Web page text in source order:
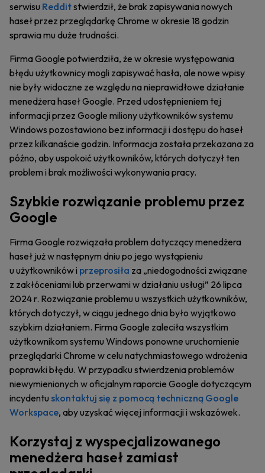
serwisu Redditstwierdził, że brak zapisywania nowych
haseł przez przeglądarkę Chrome w okresie 18 godzin
sprawia mu duże trudności.
Firma Google potwierdziła, że w okresie występowania
błędu użytkownicy mogli zapisywać hasła, ale nowe wpisy
nie były widoczne ze względu na nieprawidłowe działanie
menedżera haseł Google. Przed udostępnieniem tej
informacji przez Google miliony użytkowników systemu
Windows pozostawiono bez informacji i dostępu do haseł
przez kilkanaście godzin. Informacja została przekazana za
późno, aby uspokoić użytkowników, których dotyczył ten
problem i brak możliwości wykonywania pracy.
Szybkie rozwiązanie problemu przez
Google
Firma Google rozwiązała problem dotyczący menedżera
haseł już w następnym dniu po jego wystąpieniu
u użytkowników i przeprosiła za „niedogodności związane
z zakłóceniami lub przerwami w działaniu usługi” 26 lipca
2024 r. Rozwiązanie problemu u wszystkich użytkowników,
których dotyczył, w ciągu jednego dnia było wyjątkowo
szybkim działaniem. Firma Google zaleciła wszystkim
użytkownikom systemu Windows ponowne uruchomienie
przeglądarki Chrome w celu natychmiastowego wdrożenia
poprawki błędu. W przypadku stwierdzenia problemów
niewymienionych w oficjalnym raporcie Google dotyczącym
incydentu skontaktuj się z pomocą techniczną Google
Workspace, aby uzyskać więcej informacji i wskazówek.
Korzystaj z wyspecjalizowanego
menedżera haseł zamiast